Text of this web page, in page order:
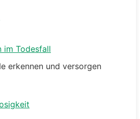
im Todesfall
erkennen und versorgen